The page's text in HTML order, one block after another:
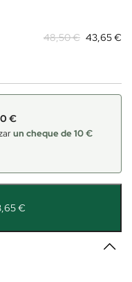
48,50 € 43,65 €
€
un cheque de 10 €
€